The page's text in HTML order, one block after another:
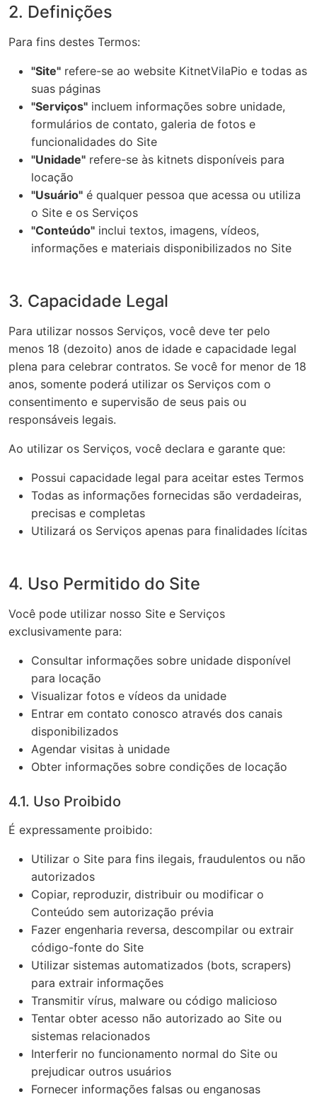
2. Definições
Para fins destes Termos:
"Site" refere-se ao website KitnetVilaPio e todas as
suas páginas
"Serviços" incluem informações sobre unidade,
formulários de contato, galeria de fotos e
funcionalidades do Site
"Unidade" refere-se às kitnets disponíveis para
locação
"Usuário" é qualquer pessoa que acessa ou utiliza
o Site e os Serviços
"Conteúdo" inclui textos, imagens, vídeos,
informações e materiais disponibilizados no Site
3. Capacidade Legal
Para utilizar nossos Serviços, você deve ter pelo
menos 18 (dezoito) anos de idade e capacidade legal
plena para celebrar contratos. Se você for menor de 18
anos, somente poderá utilizar os Serviços com o
consentimento e supervisão de seus pais ou
responsáveis legais.
Ao utilizar os Serviços, você declara e garante que:
Possui capacidade legal para aceitar estes Termos
Todas as informações fornecidas são verdadeiras,
precisas e completas
Utilizará os Serviços apenas para finalidades lícitas
4. Uso Permitido do Site
Você pode utilizar nosso Site e Serviços
exclusivamente para:
Consultar informações sobre unidade disponível
para locação
Visualizar fotos e vídeos da unidade
Entrar em contato conosco através dos canais
disponibilizados
Agendar visitas à unidade
Obter informações sobre condições de locação
4.1. Uso Proibido
É expressamente proibido:
Utilizar o Site para fins ilegais, fraudulentos ou não
autorizados
Copiar, reproduzir, distribuir ou modificar o
Conteúdo sem autorização prévia
Fazer engenharia reversa, descompilar ou extrair
código-fonte do Site
Utilizar sistemas automatizados (bots, scrapers)
para extrair informações
Transmitir vírus, malware ou código malicioso
Tentar obter acesso não autorizado ao Site ou
sistemas relacionados
Interferir no funcionamento normal do Site ou
prejudicar outros usuários
Fornecer informações falsas ou enganosas